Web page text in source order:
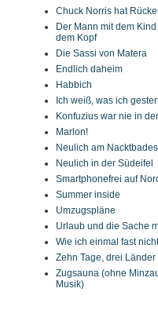
Chuck Norris hat
Der Mann mit dem
dem Kopf
Die Sassi von Matera
Endlich daheim
Habbich
Ich weiß, was ich
Konfuzius war nie in
Marlon!
Neulich am
Neulich in der Südeifel
Smartphonefrei auf
Summer inside
Umzugspläne
Urlaub und die Sache
Wie ich einmal fast
Zehn Tage, drei Länder
Zugsauna (ohne
Musik)